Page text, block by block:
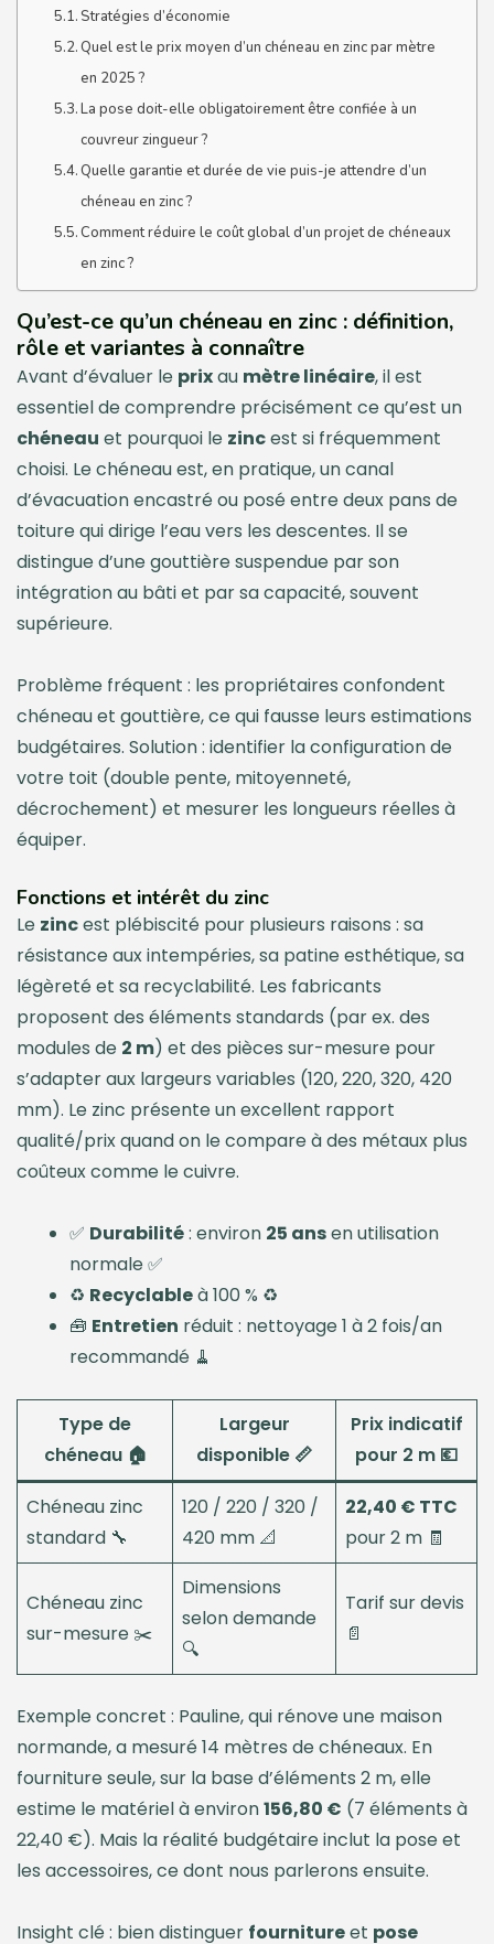
Stratégies d’économie
Quel est le prix moyen d’un chéneau en zinc par mètre
en 2025 ?
La pose doit-elle obligatoirement être confiée à un
couvreur zingueur ?
Quelle garantie et durée de vie puis-je attendre d’un
chéneau en zinc ?
Comment réduire le coût global d’un projet de chéneaux
en zinc ?
Qu’est-ce qu’un chéneau en zinc : définition,
rôle et variantes à connaître
Avant d’évaluer le prixau mètre linéaire, il est
essentiel de comprendre précisément ce qu’est un
chéneau et pourquoi le zincest si fréquemment
choisi. Le chéneau est, en pratique, un canal
d’évacuation encastré ou posé entre deux pans de
toiture qui dirige l’eau vers les descentes. Il se
distingue d’une gouttière suspendue par son
intégration au bâti et par sa capacité, souvent
supérieure.
Problème fréquent : les propriétaires confondent
chéneau et gouttière, ce qui fausse leurs estimations
budgétaires. Solution : identifier la configuration de
votre toit (double pente, mitoyenneté,
décrochement) et mesurer les longueurs réelles à
équiper.
Fonctions et intérêt du zinc
Le zincest plébiscité pour plusieurs raisons : sa
résistance aux intempéries, sa patine esthétique, sa
légèreté et sa recyclabilité. Les fabricants
proposent des éléments standards (par ex. des
modules de 2 m) et des pièces sur-mesure pour
s’adapter aux largeurs variables (120, 220, 320, 420
mm). Le zinc présente un excellent rapport
qualité/prix quand on le compare à des métaux plus
coûteux comme le cuivre.
✅ Durabilité: environ 25 ansen utilisation
normale ✅
♻️ Recyclableà 100 % ♻️
🧰 Entretien réduit : nettoyage 1 à 2 fois/an
recommandé 🧹
Type de
chéneau 🏠
Largeur
disponible 📏
Prix indicatif
pour 2 m 💶
Chéneau zinc
standard 🔧
120 / 220 / 320 /
420 mm 📐
22,40 € TTC
pour 2 m 🧾
Chéneau zinc
sur-mesure ✂️
Dimensions
selon demande
🔍
Tarif sur devis
📄
Exemple concret : Pauline, qui rénove une maison
normande, a mesuré 14 mètres de chéneaux. En
fourniture seule, sur la base d’éléments 2 m, elle
estime le matériel à environ156,80 € (7 éléments à
22,40 €). Mais la réalité budgétaire inclut la pose et
les accessoires, ce dont nous parlerons ensuite.
Insight clé : bien distinguer fournitureet pose